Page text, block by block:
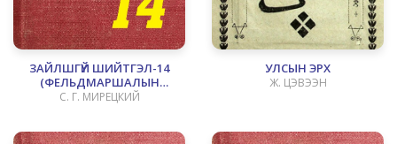
ЗАЙЛШГҮЙ ШИЙТГЭЛ-14
(ФЕЛЬДМАРШАЛЫН
ХУВЦАСТАЙ ГЭМТ ХЭРЭГТНҮҮД)
С. Г. МИРЕЦКИЙ
УЛСЫН ЭРХ
Ж. ЦЭВЭЭН